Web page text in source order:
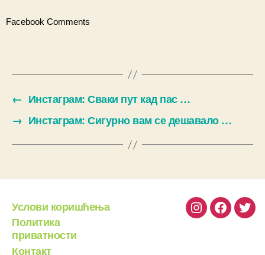
Facebook Comments
← Инстаграм: Сваки пут кад пас …
→ Инстаграм: Сигурно вам се дешавало …
Услови коришћења
Политика
приватности
Контакт
Instagram
Facebook